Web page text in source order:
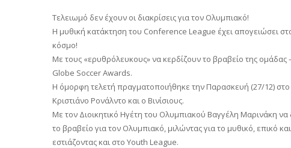
Τελειωμό δεν έχουν οι διακρίσεις για τον Ολυμπιακό!
Η μυθική κατάκτηση του Conference League έχει απογειώσει
κόσμο!
Με τους «ερυθρόλευκους» να κερδίζουν το βραβείο της
Globe Soccer Awards.
Η όμορφη τελετή πραγματοποιήθηκε την Παρασκευή (27/12)
Κριστιάνο Ρονάλντο και ο Βινίσιους.
Με τον Διοικητικό Ηγέτη του Ολυμπιακού Βαγγέλη Μαρινάκη
το βραβείο για τον Ολυμπιακό, μιλώντας για το μυθικό, επικό
εστιάζοντας και στο Youth League.